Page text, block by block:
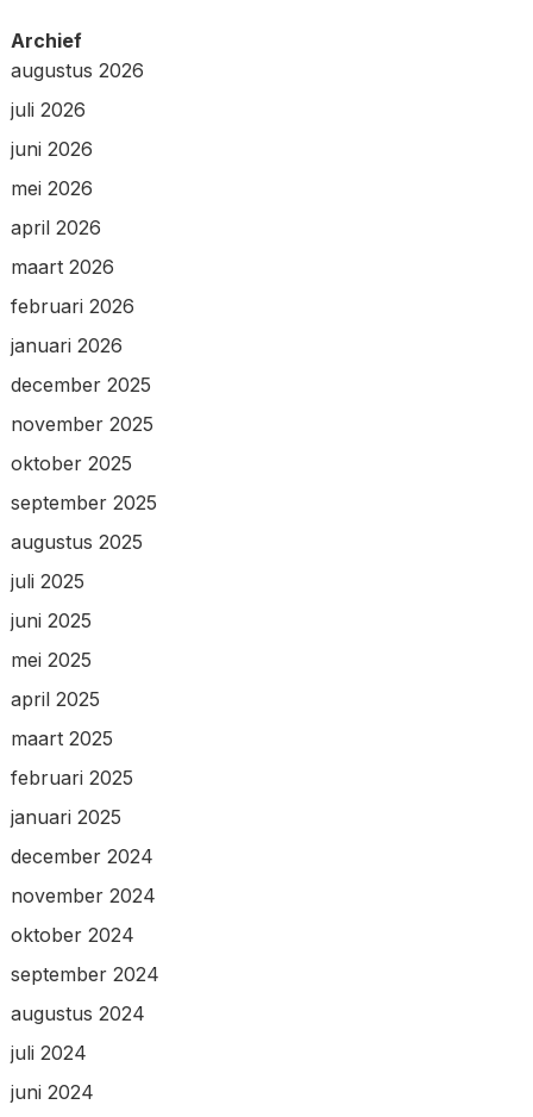
Archief
augustus 2026
juli 2026
juni 2026
mei 2026
april 2026
maart 2026
februari 2026
januari 2026
december 2025
november 2025
oktober 2025
september 2025
augustus 2025
juli 2025
juni 2025
mei 2025
april 2025
maart 2025
februari 2025
januari 2025
december 2024
november 2024
oktober 2024
september 2024
augustus 2024
juli 2024
juni 2024